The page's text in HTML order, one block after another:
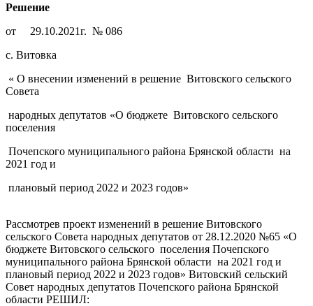
Решение
от 29.10.2021г. № 086
с. Витовка
« О внесении изменений в решение Витовского сельского
Совета
народных депутатов «О бюджете Витовского сельского
поселения
Почепского муниципального района Брянской области на
2021 год и
плановый период 2022 и 2023 годов»
Рассмотрев проект изменений в решение Витовского
сельского Совета народных депутатов от 28.12.2020 №65 «О
бюджете Витовского сельского поселения Почепского
муниципального района Брянской области на 2021 год и
плановый период 2022 и 2023 годов» Витовский сельский
Совет народных депутатов Почепского района Брянской
области РЕШИЛ: